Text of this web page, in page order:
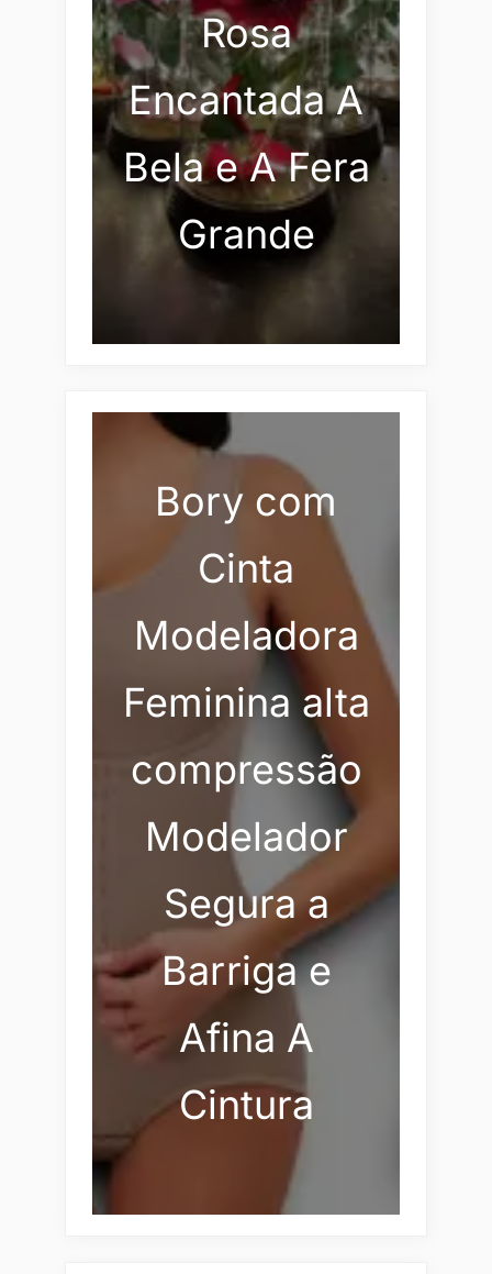
Rosa
Encantada A
Bela e A Fera
Grande
Bory com
Cinta
Modeladora
Feminina alta
compressão
Modelador
Segura a
Barriga e
Afina A
Cintura